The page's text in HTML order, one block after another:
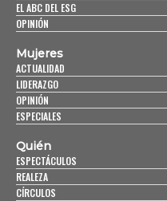
EL ABC DEL ESG
OPINIÓN
Mujeres
ACTUALIDAD
LIDERAZGO
OPINIÓN
ESPECIALES
Quién
ESPECTÁCULOS
REALEZA
CÍRCULOS